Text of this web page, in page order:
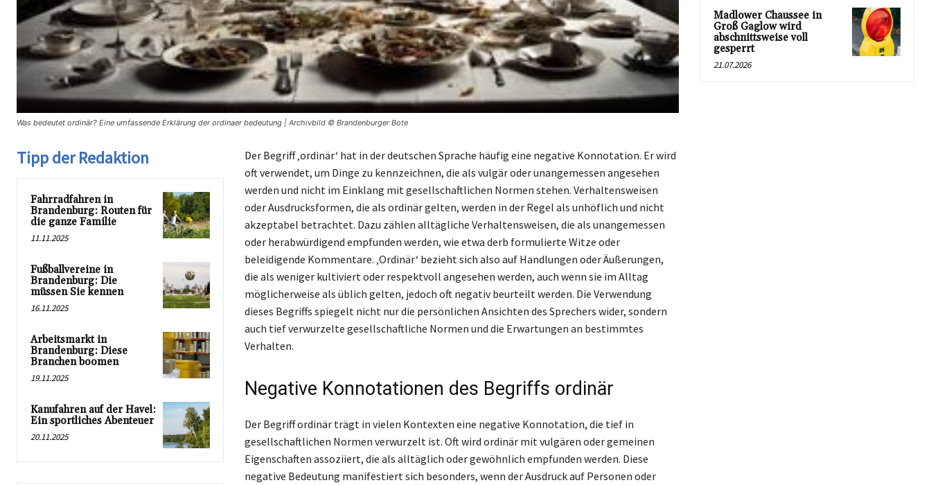
Was bedeutet ordinär? Eine umfassende Erklärung der ordinaer bedeutung | Archivbild © Brandenburger Bote
Tipp der Redaktion
Fahrradfahren in
Brandenburg: Routen für
die ganze Familie
11.11.2025
Fußballvereine in
Brandenburg: Die
müssen Sie kennen
16.11.2025
Arbeitsmarkt in
Brandenburg: Diese
Branchen boomen
19.11.2025
Kanufahren auf der Havel:
Ein sportliches Abenteuer
20.11.2025
Der Begriff ‚ordinär‘ hat in der deutschen Sprache häufig eine negative Konnotation. Er wird
oft verwendet, um Dinge zu kennzeichnen, die als vulgär oder unangemessen angesehen
werden und nicht im Einklang mit gesellschaftlichen Normen stehen. Verhaltensweisen
oder Ausdrucksformen, die als ordinär gelten, werden in der Regel als unhöflich und nicht
akzeptabel betrachtet. Dazu zählen alltägliche Verhaltensweisen, die als unangemessen
oder herabwürdigend empfunden werden, wie etwa derb formulierte Witze oder
beleidigende Kommentare. ‚Ordinär‘ bezieht sich also auf Handlungen oder Äußerungen,
die als weniger kultiviert oder respektvoll angesehen werden, auch wenn sie im Alltag
möglicherweise als üblich gelten, jedoch oft negativ beurteilt werden. Die Verwendung
dieses Begriffs spiegelt nicht nur die persönlichen Ansichten des Sprechers wider, sondern
auch tief verwurzelte gesellschaftliche Normen und die Erwartungen an bestimmtes
Verhalten.
Negative Konnotationen des Begriffs ordinär
Der Begriff ordinär trägt in vielen Kontexten eine negative Konnotation, die tief in
gesellschaftlichen Normen verwurzelt ist. Oft wird ordinär mit vulgären oder gemeinen
Eigenschaften assoziiert, die als alltäglich oder gewöhnlich empfunden werden. Diese
negative Bedeutung manifestiert sich besonders, wenn der Ausdruck auf Personen oder
Madlower Chaussee in
Groß Gaglow wird
abschnittsweise voll
gesperrt
21.07.2026